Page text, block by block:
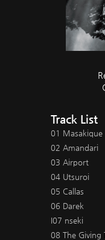
Track List
01 Masakique
02 Amandari
03 Airport
04 Utsuroi
05 Callas
06 Darek
I07 nseki
08 The Giving